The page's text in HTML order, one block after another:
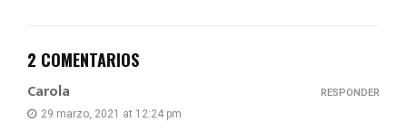
2 COMENTARIOS
Carola
29 marzo, 2021 at 12:24 pm
RESPONDER